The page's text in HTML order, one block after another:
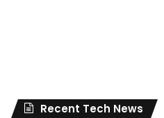
Recent Tech News